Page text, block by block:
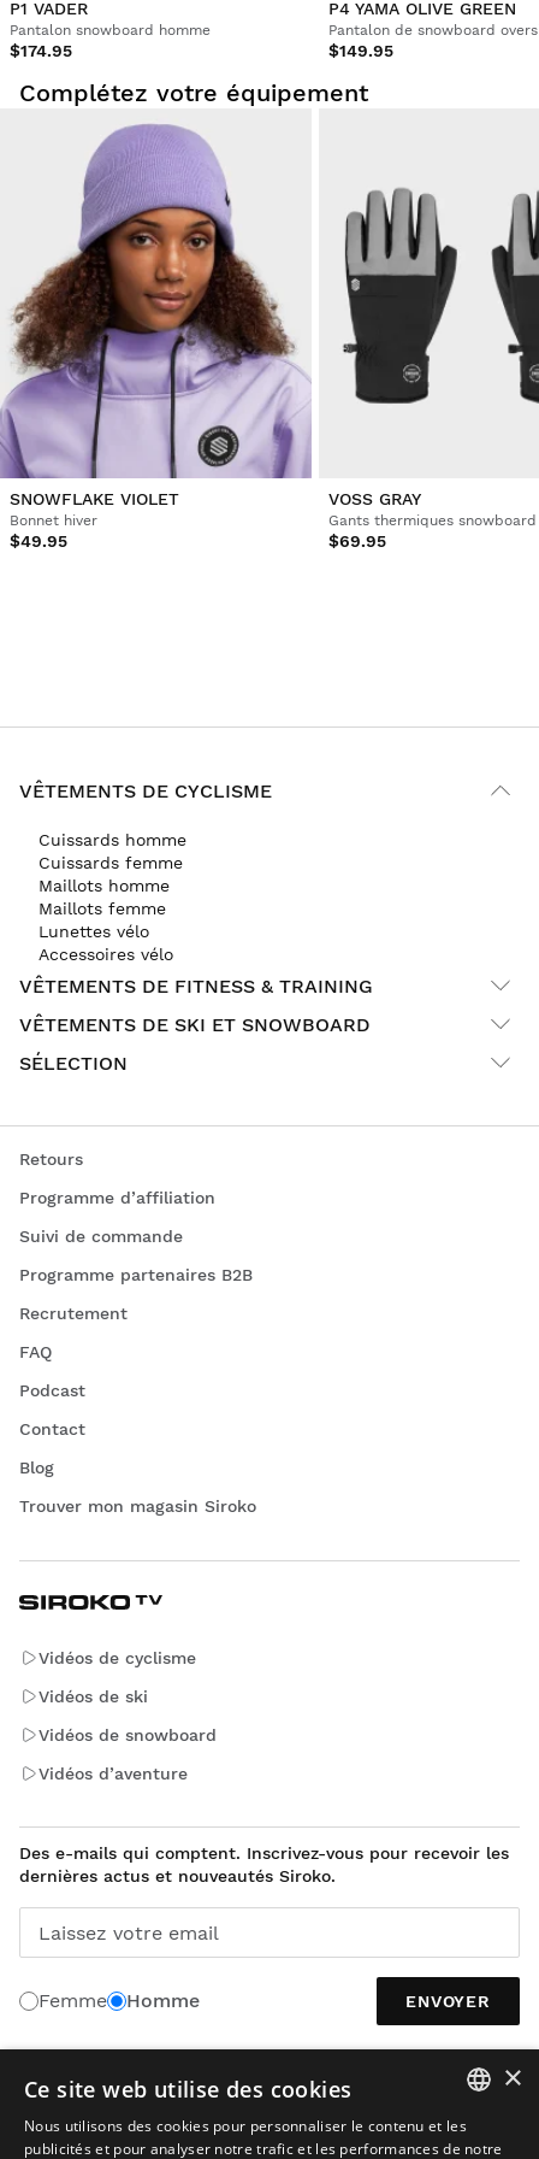
1 2 3 4 5 6 ...
P1 VADER
Pantalon snowboard homme
$174.95
P4 YAMA OLIVE GREEN
Pantalon de snowboard
$149.95
Complétez votre équipement
SNOWFLAKE VIOLET
Bonnet hiver
$49.95
VOSS GRAY
Gants thermiques
$69.95
VÊTEMENTS DE CYCLISME
Cuissards homme
Cuissards femme
Maillots homme
Maillots femme
Lunettes vélo
Accessoires vélo
VÊTEMENTS DE FITNESS & TRAINING
VÊTEMENTS DE SKI ET SNOWBOARD
SÉLECTION
Retours
Programme d’affiliation
Suivi de commande
Programme partenaires B2B
Recrutement
FAQ
Podcast
Contact
Blog
Trouver mon magasin Siroko
Vidéos de cyclisme
Vidéos de ski
Vidéos de snowboard
Vidéos d’aventure
Des e-mails qui comptent. Inscrivez-vous pour recevoir les
dernières actus et nouveautés Siroko.
Laissez votre email
Femme Homme ENVOYER
FRANÇAIS
×
Ce site web utilise des cookies
Nous utilisons des cookies pour personnaliser le contenu et les
publicités et pour analyser notre trafic et les performances de notre